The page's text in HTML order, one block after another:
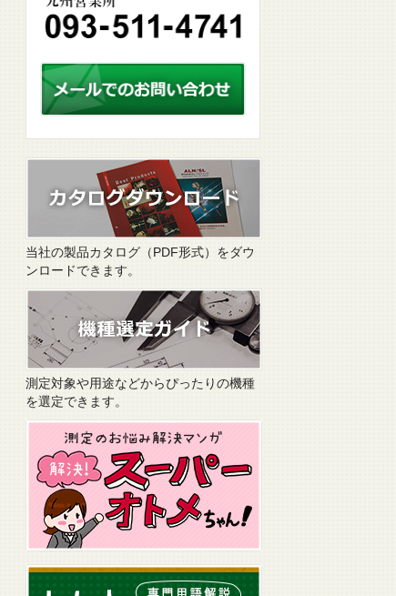
当社の製品カタログ（PDF形式）をダウ
ンロードできます。
測定対象や用途などからぴったりの機種
を選定できます。